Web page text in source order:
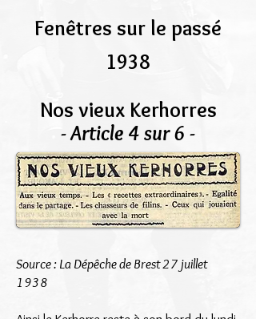
Fenêtres sur le passé
1938
Nos vieux Kerhorres
- Article 4 sur 6 -
Source : La Dépêche de Brest 27 juillet
1938